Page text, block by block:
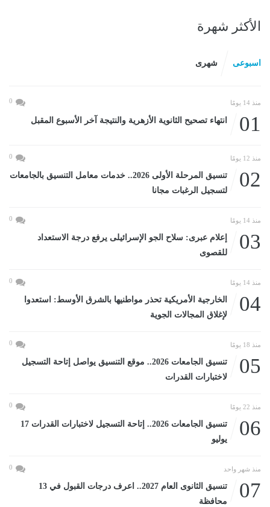
الأكثر شهرة
اسبوعى شهرى
منذ 14 يومًا 0
01 انتهاء تصحيح الثانوية الأزهرية والنتيجة آخر الأسبوع المقبل
منذ 12 يومًا 0
02
تنسيق المرحلة الأولى 2026.. خدمات معامل التنسيق بالجامعات
لتسجيل الرغبات مجانا
منذ 14 يومًا 0
03
إعلام عبرى: سلاح الجو الإسرائيلى يرفع درجة الاستعداد
للقصوى
منذ 14 يومًا 0
04
الخارجية الأمريكية تحذر مواطنيها بالشرق الأوسط: استعدوا
لإغلاق المجالات الجوية
منذ 18 يومًا 0
05
تنسيق الجامعات 2026.. موقع التنسيق يواصل إتاحة التسجيل
لاختبارات القدرات
منذ 22 يومًا 0
06
تنسيق الجامعات 2026.. إتاحة التسجيل لاختبارات القدرات 17
يوليو
منذ شهر واحد 0
07
تنسيق الثانوى العام 2027.. اعرف درجات القبول في 13
محافظة